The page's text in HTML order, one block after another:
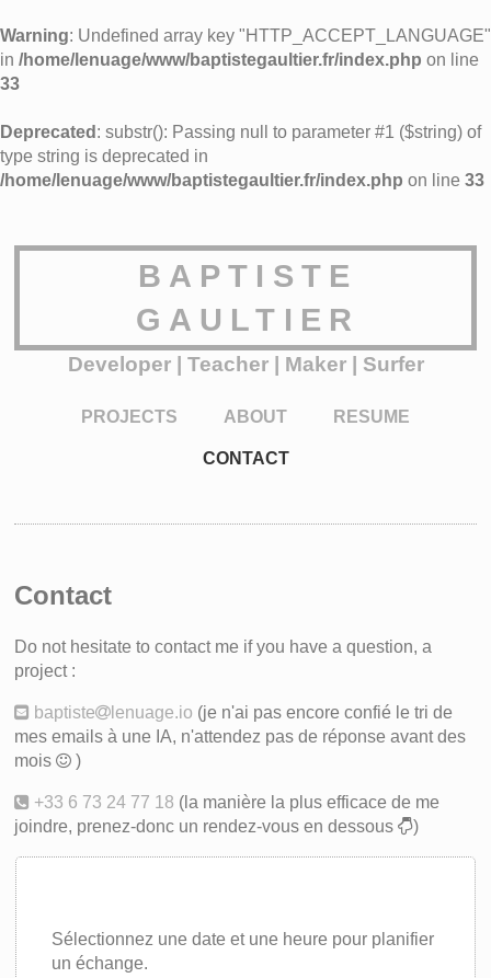
Warning: Undefined array key "HTTP_ACCEPT_LANGUAGE"
in /home/lenuage/www/baptistegaultier.fr/index.php on line
33
Deprecated : substr(): Passing null to parameter #1 ($string) of
type string is deprecated in
/home/lenuage/www/baptistegaultier.fr/index.php on line 33
BAPTISTE
GAULTIER
Developer | Teacher | Maker | Surfer
PROJECTS ABOUT RESUME
CONTACT
Contact
Do not hesitate to contact me if you have a question, a
project :
baptiste lenuage.io (je n'ai pas encore confié le tri de
mes emails à une IA, n'attendez pas de réponse avant des
mois
)
+33 6 73 24 77 18 (la manière la plus efficace de me
joindre, prenez-donc un rendez-vous en dessous
)
Sélectionnez une date et une heure pour planifier
un échange.